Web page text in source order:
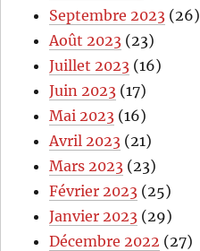
Septembre 2023 (26)
Août 2023 (23)
Juillet 2023 (16)
Juin 2023 (17)
Mai 2023 (16)
Avril 2023 (21)
Mars 2023 (23)
Février 2023 (25)
Janvier 2023 (29)
Décembre 2022 (27)